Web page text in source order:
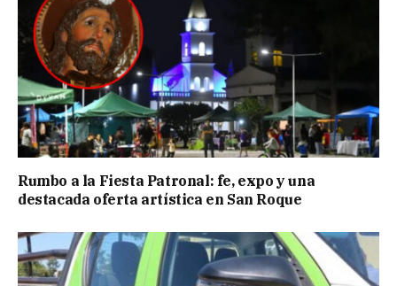
Rumbo a la Fiesta Patronal: fe, expo y una
destacada oferta artística en San Roque